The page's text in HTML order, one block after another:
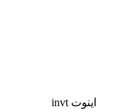
اینوت invt